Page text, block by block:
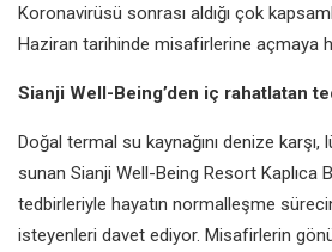
Koronavirüsü sonrası aldığı çok
Haziran tarihinde misafirlerine açmaya
Sianji Well-Being’den iç rahatlatan
Doğal termal su kaynağını denize karşı,
sunan Sianji Well-Being Resort Kaplıca
tedbirleriyle hayatın normalleşme
isteyenleri davet ediyor. Misafirlerin